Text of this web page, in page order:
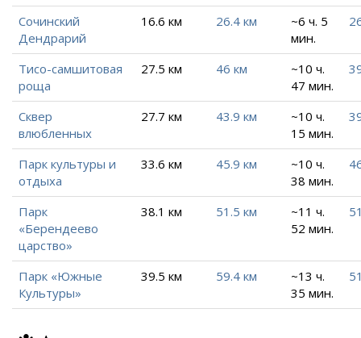
Сочинский
Дендрарий
16.6 км 26.4 км
~6 ч. 5
мин.
Тисо-самшитовая
роща
27.5 км 46 км
~10 ч.
47 мин.
Сквер
влюбленных
27.7 км 43.9 км
~10 ч.
15 мин.
Парк культуры и
отдыха
33.6 км 45.9 км
~10 ч.
38 мин.
Парк
«Берендеево
царство»
38.1 км 51.5 км
~11 ч.
52 мин.
Парк «Южные
Культуры»
39.5 км 59.4 км
~13 ч.
35 мин.